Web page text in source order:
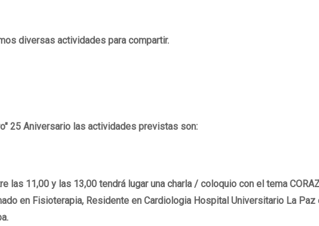
diversas actividades para compartir.
25 Aniversario las actividades previstas son:
las 11,00 y las 13,00 tendrá lugar una charla / coloquio con el tema
en Fisioterapia, Residente en Cardiologia Hospital Universitario La Paz